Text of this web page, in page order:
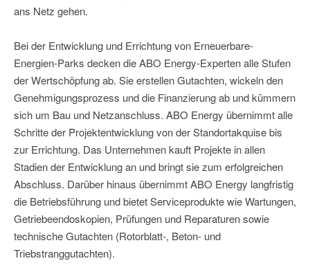
ans Netz gehen.
Bei der Entwicklung und Errichtung von Erneuerbare-
Energien-Parks decken die ABO Energy-Experten alle Stufen
der Wertschöpfung ab. Sie erstellen Gutachten, wickeln den
Genehmigungsprozess und die Finanzierung ab und kümmern
sich um Bau und Netzanschluss. ABO Energy übernimmt alle
Schritte der Projektentwicklung von der Standortakquise bis
zur Errichtung. Das Unternehmen kauft Projekte in allen
Stadien der Entwicklung an und bringt sie zum erfolgreichen
Abschluss. Darüber hinaus übernimmt ABO Energy langfristig
die Betriebsführung und bietet Serviceprodukte wie Wartungen,
Getriebeendoskopien, Prüfungen und Reparaturen sowie
technische Gutachten (Rotorblatt-, Beton- und
Triebstranggutachten).